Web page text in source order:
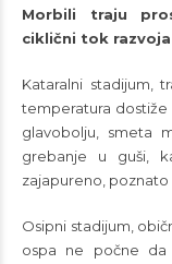
Morbili traju
ciklični tok
Kataralni stadijum,
temperatura
glavobolju, smeta
grebanje u guši,
zajapureno, poznato
Osipni stadijum,
ospa ne počne da